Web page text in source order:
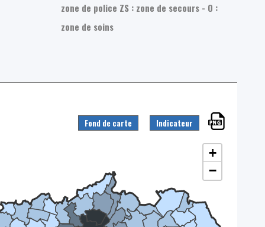
zone de police ZS : zone de secours - O :
zone de soins
Fond de carte Indicateur
+
−